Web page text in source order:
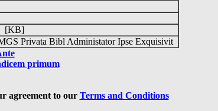
[KB]
Privata Bibl Administator Ipse Exquisivit
primum
agreement to our Terms and Conditions